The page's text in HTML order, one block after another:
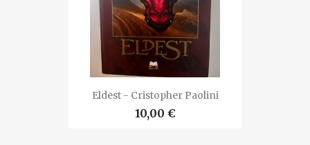
Eldest - Cristopher Paolini
10,00 €